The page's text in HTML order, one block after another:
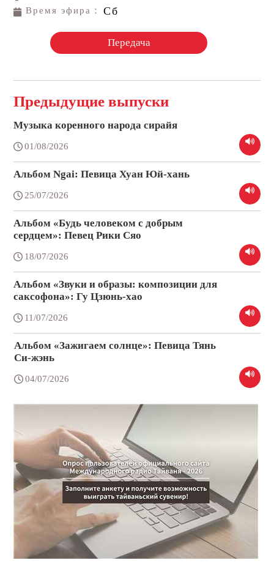
Время эфира： Сб
Передача
Предыдущие выпуски
Музыка коренного народа сирайя
01/08/2026
Альбом Ngai: Певица Хуан Юй-хань
25/07/2026
Альбом «Будь человеком с добрым
сердцем»: Певец Рики Сяо
18/07/2026
Альбом «Звуки и образы: композиции для
саксофона»: Гу Цзюнь-хао
11/07/2026
Альбом «Зажигаем солнце»: Певица Тянь
Си-жэнь
04/07/2026